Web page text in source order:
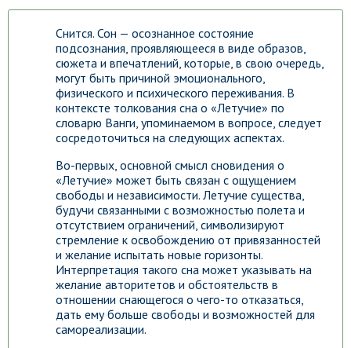
Снится. Сон — осознанное состояние
подсознания, проявляющееся в виде образов,
сюжета и впечатлений, которые, в свою очередь,
могут быть причиной эмоционального,
физического и психического переживания. В
контексте толкования сна о «Летучие» по
словарю Ванги, упоминаемом в вопросе, следует
сосредоточиться на следующих аспектах.
Во-первых, основной смысл сновидения о
«Летучие» может быть связан с ощущением
свободы и независимости. Летучие существа,
будучи связанными с возможностью полета и
отсутствием ограничений, символизируют
стремление к освобождению от привязанностей
и желание испытать новые горизонты.
Интерпретация такого сна может указывать на
желание авторитетов и обстоятельств в
отношении снающегося о чего-то отказаться,
дать ему больше свободы и возможностей для
самореализации.